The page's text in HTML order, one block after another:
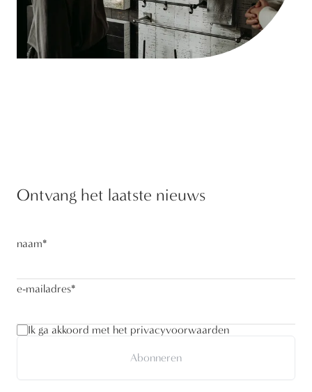
Ontvang het laatste nieuws
naam*
e-mailadres*
Ik ga akkoord met het privacyvoorwaarden
Abonneren